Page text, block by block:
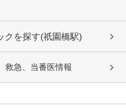
クを探す(祇園橋駅)
救急、当番医情報